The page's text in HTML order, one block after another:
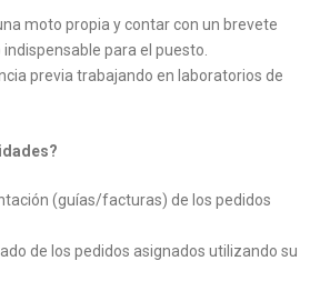
moto propia y contar con un brevete
para el puesto.
previa trabajando en laboratorios de
(guías/facturas) de los pedidos
de los pedidos asignados utilizando su